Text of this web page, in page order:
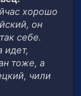
хорошо
он
себе.
идет,
тоже, а
чили